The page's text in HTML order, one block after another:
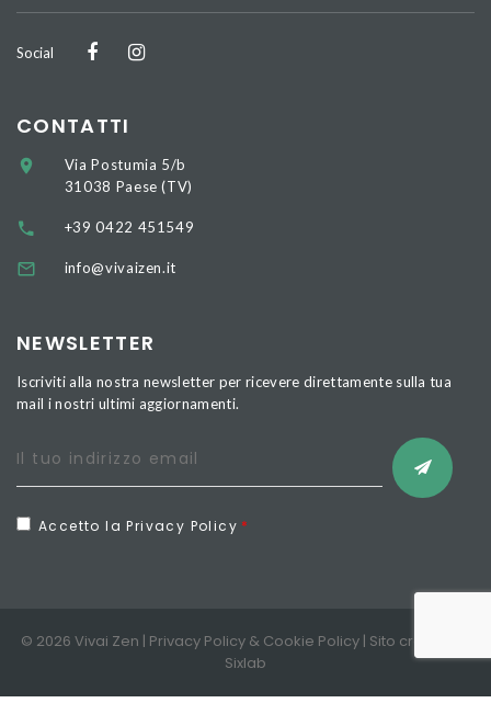
Social
CONTATTI
Via Postumia 5/b
31038 Paese (TV)
+39 0422 451549
info@vivaizen.it
NEWSLETTER
Iscriviti alla nostra newsletter per ricevere direttamente sulla tua
mail i nostri ultimi aggiornamenti.
Accetto la Privacy Policy
© 2026 Vivai Zen | Privacy Policy & Cookie Policy | Sito creato da
Sixlab